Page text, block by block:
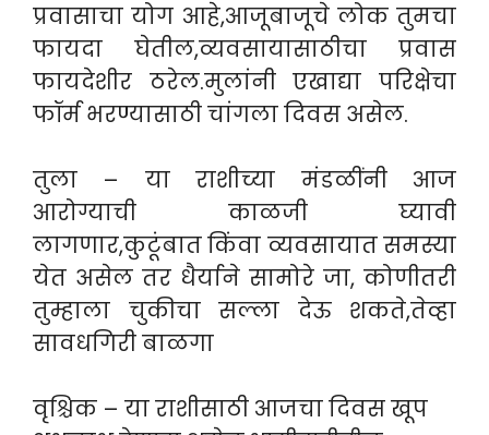
प्रवासाचा योग आहे,आजूबाजूचे लोक तुमचा
फायदा घेतील,व्यवसायासाठीचा प्रवास
फायदेशीर ठरेल.मुलांनी एखाद्या परिक्षेचा
फॉर्म भरण्यासाठी चांगला दिवस असेल.
तुला – या राशीच्या मंडळींनी आज
आरोग्याची काळजी घ्यावी
लागणार,कुटूंबात किंवा व्यवसायात समस्या
येत असेल तर धैर्याने सामोरे जा, कोणीतरी
तुम्हाला चुकीचा सल्ला देऊ शकते,तेव्हा
सावधगिरी बाळगा
​वृश्चिक – या राशीसाठी आजचा दिवस खूप